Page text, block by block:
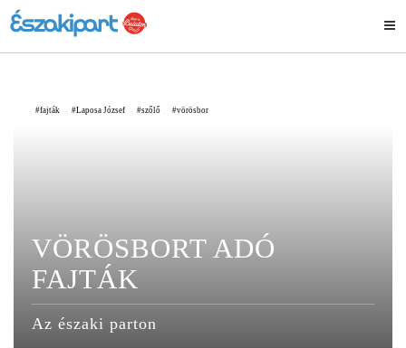
fajták Laposa József szőlő vörösbor
VÖRÖSBORT ADÓ
FAJTÁK
Az északi parton